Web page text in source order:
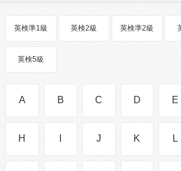
英検準1級 英検2級 英検準2級
英検5級
A B C D E
H J K L